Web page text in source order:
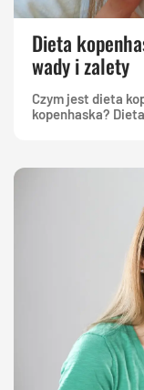
Dieta
wady i zalety
Czym jest dieta
kopenhaska?